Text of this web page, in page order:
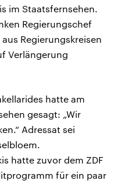
im Staatsfernsehen.
Regierungschef
Regierungskreisen
Verlängerung
hatte am
gesagt: „Wir
Adressat sei
hatte zuvor dem ZDF
für ein paar